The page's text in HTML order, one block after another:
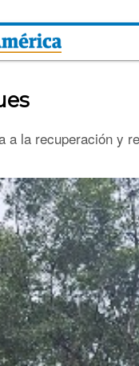
la recuperación y